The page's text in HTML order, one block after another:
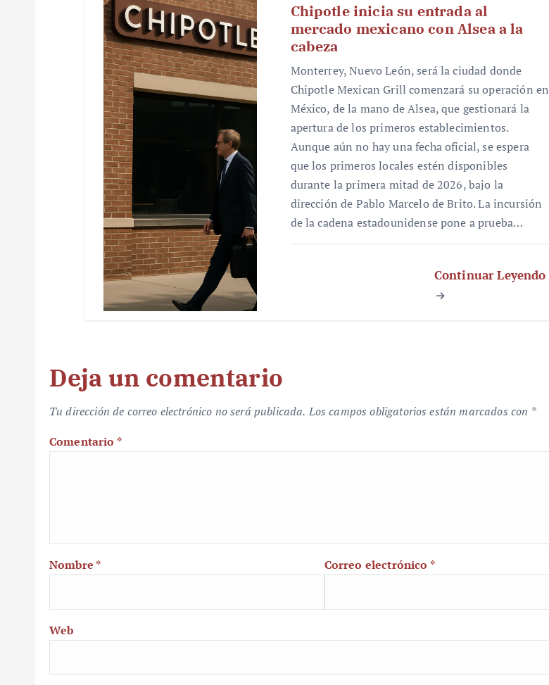
Chipotle inicia su entrada al
mercado mexicano con Alsea a la
cabeza
Monterrey, Nuevo León, será la ciudad donde
Chipotle Mexican Grill comenzará su operación en
México, de la mano de Alsea, que gestionará la
apertura de los primeros establecimientos.
Aunque aún no hay una fecha oficial, se espera
que los primeros locales estén disponibles
durante la primera mitad de 2026, bajo la
dirección de Pablo Marcelo de Brito. La incursión
de la cadena estadounidense pone a prueba…
Continuar Leyendo
Deja un comentario
Tu dirección de correo electrónico no será publicada. Los campos obligatorios están marcados con *
Comentario *
Nombre * Correo electrónico *
Web